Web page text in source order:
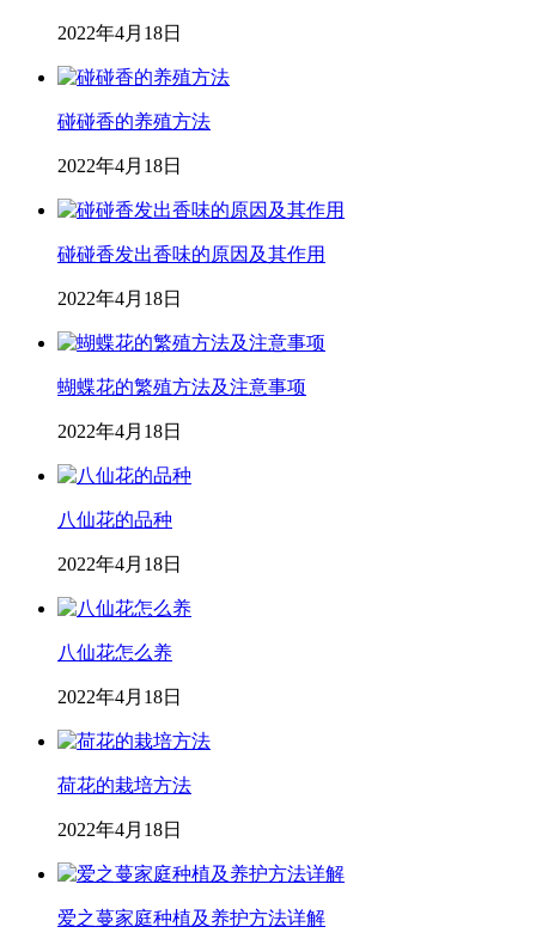
2022年4月18日
碰碰香的养殖方法
2022年4月18日
碰碰香发出香味的原因及其作用
2022年4月18日
蝴蝶花的繁殖方法及注意事项
2022年4月18日
八仙花的品种
2022年4月18日
八仙花怎么养
2022年4月18日
荷花的栽培方法
2022年4月18日
爱之蔓家庭种植及养护方法详解